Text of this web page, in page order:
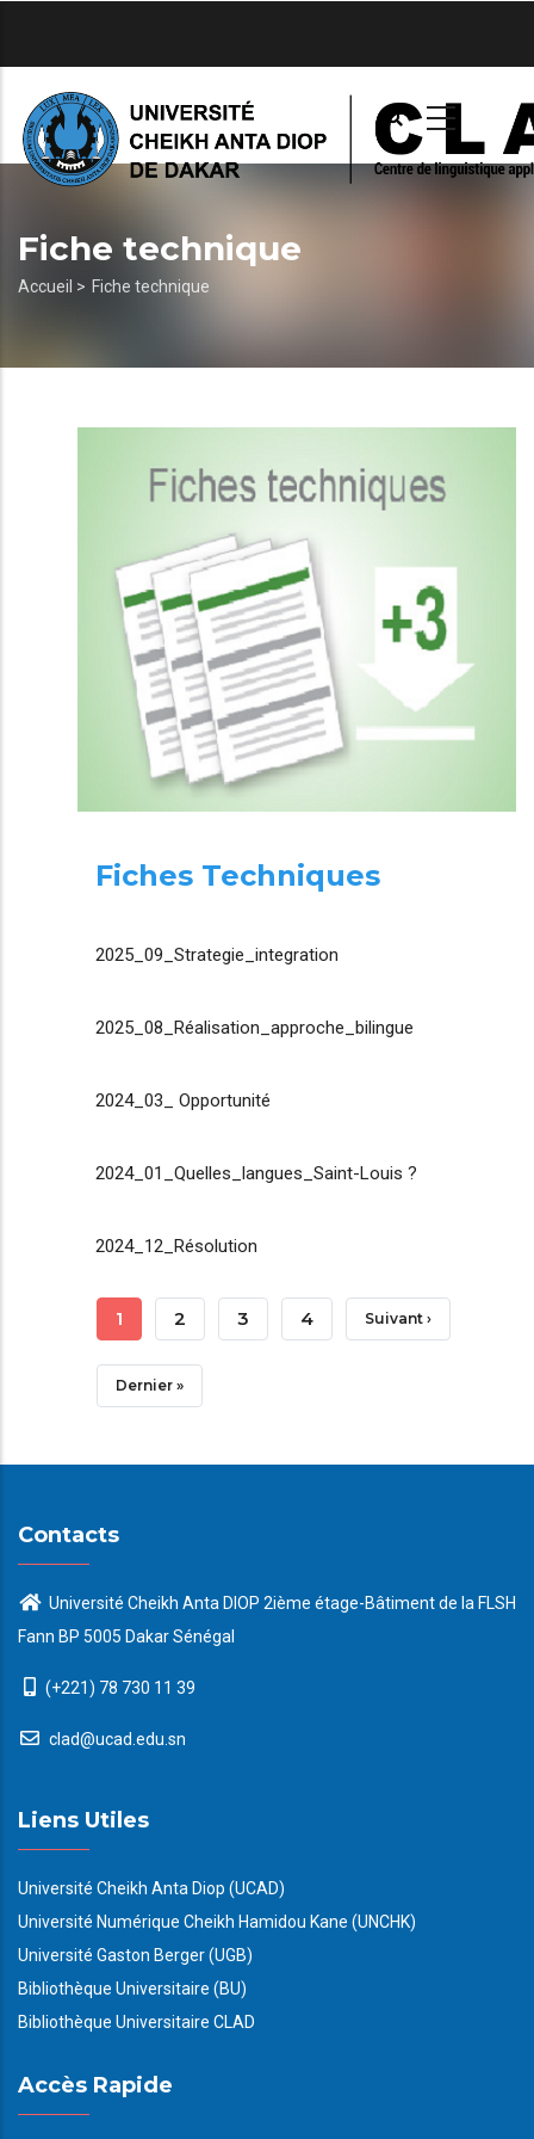
principal
Fiche technique
Fil
Accueil > Fiche technique
Fiches Techniques
2025_09_Strategie_integration
2025_08_Réalisation_approche_bilingue
2024_03_ Opportunité
2024_01_Quelles_langues_Saint-Louis ?
2024_12_Résolution
Pagination
Page
Courante
1 Page
2 Page
3 Page
4 Page
Suivant ›
Dernière
Dernier »
Contacts
Université Cheikh Anta DIOP 2ième étage-Bâtiment de la FLSH
Fann BP 5005 Dakar Sénégal
(+221) 78 730 11 39
clad@ucad.edu.sn
Liens Utiles
Université Cheikh Anta Diop (UCAD)
Université Numérique Cheikh Hamidou Kane (UNCHK)
Université Gaston Berger (UGB)
Bibliothèque Universitaire (BU)
Bibliothèque Universitaire CLAD
Accès Rapide